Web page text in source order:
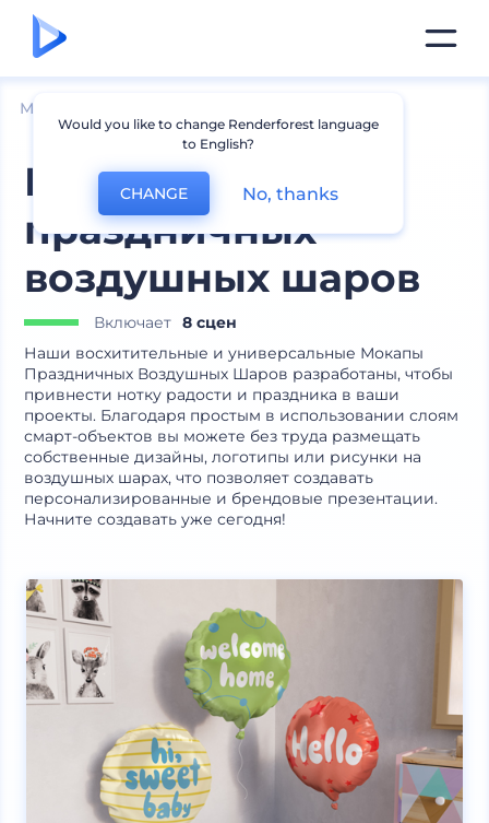
Мокапы
Мокапы
праздничных
воздушных шаров
Включает 8 сцен
Наши восхитительные и универсальные Мокапы
Праздничных Воздушных Шаров разработаны, чтобы
привнести нотку радости и праздника в ваши
проекты. Благодаря простым в использовании слоям
смарт-объектов вы можете без труда размещать
собственные дизайны, логотипы или рисунки на
воздушных шарах, что позволяет создавать
персонализированные и брендовые презентации.
Начните создавать уже сегодня!
Would you like to change Renderforest language
to English?
CHANGE No, thanks